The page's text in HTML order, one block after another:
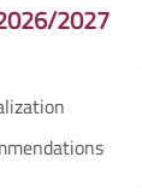
2027